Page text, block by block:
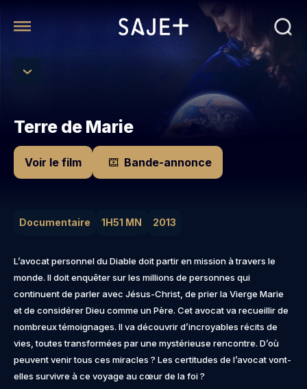
Terre de Marie
Voir le film Bande-annonce
Documentaire 1H51 MN 2013
L’avocat personnel du Diable doit partir en mission à travers le
monde. Il doit enquêter sur les millions de personnes qui
continuent de parler avec Jésus-Christ, de prier la Vierge Marie
et de considérer Dieu comme un Père. Cet avocat va recueillir de
nombreux témoignages. Il va découvrir d’incroyables récits de
vies, toutes transformées par une mystérieuse rencontre. D’où
peuvent venir tous ces miracles ? Les certitudes de l’avocat vont-
elles survivre à ce voyage au cœur de la foi ?